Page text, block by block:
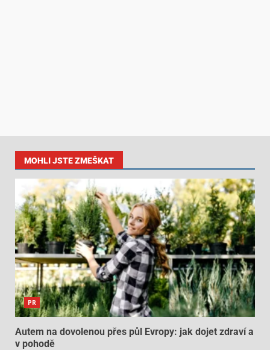
MOHLI JSTE ZMEŠKAT
PR
Autem na dovolenou přes půl Evropy: jak dojet zdraví a
v pohodě